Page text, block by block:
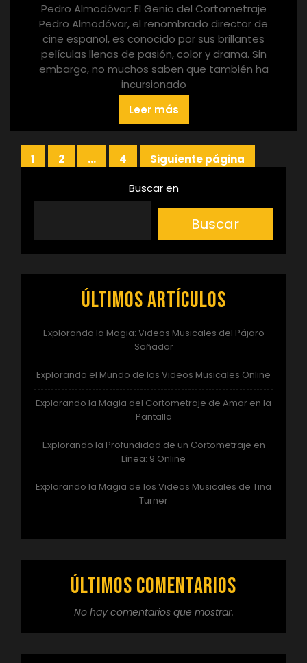
Pedro Almodóvar: El Genio del Cortometraje
Pedro Almodóvar, el renombrado director de
cine español, es conocido por sus brillantes
películas llenas de pasión, color y drama. Sin
embargo, no muchos saben que también ha
incursionado
Leer más
Paginación
Página
1 Página
2 … Página
4
Siguiente página
Buscar en
Buscar
Últimos artículos
Explorando la Magia: Videos Musicales del Pájaro
Soñador
Explorando el Mundo de los Videos Musicales Online
Explorando la Magia del Cortometraje de Amor en la
Pantalla
Explorando la Profundidad de un Cortometraje en
Línea: 9 Online
Explorando la Magia de los Videos Musicales de Tina
Turner
Últimos comentarios
No hay comentarios que mostrar.